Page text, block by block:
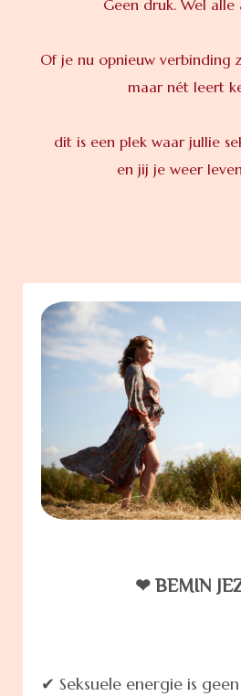
Geen druk. Wel alle
Of je nu opnieuw verbinding
maar nét leert
dit is een plek waar jullie
en jij je weer
❤ BEMIN
✔ Seksuele energie is